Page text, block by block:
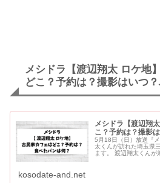
メシドラ【渡辺翔太 ロケ地
どこ？予約は？撮影はいつ
メシドラ【渡辺翔
こ？予約は？撮影
5月18日（日）放送『
太くんが訪れた埼玉県
ます。 渡辺翔太くんが兼近大樹さん、満島真之介さんと訪
kosodate-and.net